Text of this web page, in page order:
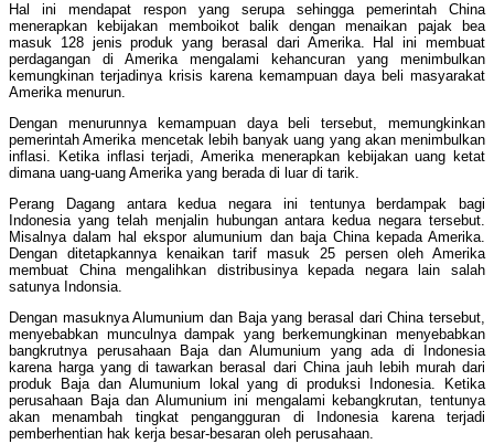
Hal ini mendapat respon yang serupa sehingga pemerintah China
menerapkan kebijakan memboikot balik dengan menaikan pajak bea
masuk 128 jenis produk yang berasal dari Amerika. Hal ini membuat
perdagangan di Amerika mengalami kehancuran yang menimbulkan
kemungkinan terjadinya krisis karena kemampuan daya beli masyarakat
Amerika menurun.
Dengan menurunnya kemampuan daya beli tersebut, memungkinkan
pemerintah Amerika mencetak lebih banyak uang yang akan menimbulkan
inflasi. Ketika inflasi terjadi, Amerika menerapkan kebijakan uang ketat
dimana uang-uang Amerika yang berada di luar di tarik.
Perang Dagang antara kedua negara ini tentunya berdampak bagi
Indonesia yang telah menjalin hubungan antara kedua negara tersebut.
Misalnya dalam hal ekspor alumunium dan baja China kepada Amerika.
Dengan ditetapkannya kenaikan tarif masuk 25 persen oleh Amerika
membuat China mengalihkan distribusinya kepada negara lain salah
satunya Indonsia.
Dengan masuknya Alumunium dan Baja yang berasal dari China tersebut,
menyebabkan munculnya dampak yang berkemungkinan menyebabkan
bangkrutnya perusahaan Baja dan Alumunium yang ada di Indonesia
karena harga yang di tawarkan berasal dari China jauh lebih murah dari
produk Baja dan Alumunium lokal yang di produksi Indonesia. Ketika
perusahaan Baja dan Alumunium ini mengalami kebangkrutan, tentunya
akan menambah tingkat pengangguran di Indonesia karena terjadi
pemberhentian hak kerja besar-besaran oleh perusahaan.